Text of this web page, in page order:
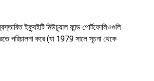
ইক্যুইটি মিউচুয়াল ফান্ড পোর্টফোলিওগুলি
পরিচালনা করে (যা 1979 সালে সূচনা থেকে